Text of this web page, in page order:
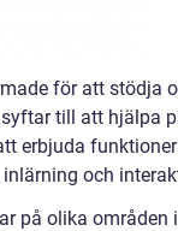
för att stödja
till att hjälpa
erbjuda
och
på olika områden